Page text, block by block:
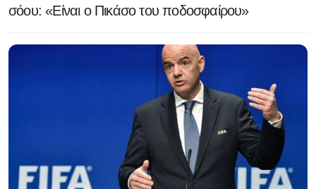
σόου: «Είναι ο Πικάσο του ποδοσφαίρου»